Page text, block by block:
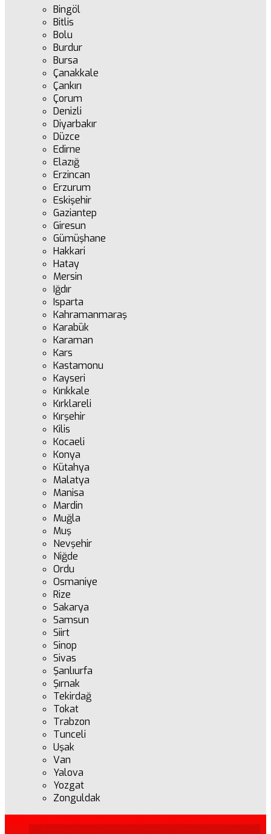
Bingöl
Bitlis
Bolu
Burdur
Bursa
Çanakkale
Çankırı
Çorum
Denizli
Diyarbakır
Düzce
Edirne
Elazığ
Erzincan
Erzurum
Eskişehir
Gaziantep
Giresun
Gümüşhane
Hakkari
Hatay
Mersin
Iğdır
Isparta
Kahramanmaraş
Karabük
Karaman
Kars
Kastamonu
Kayseri
Kırıkkale
Kırklareli
Kırşehir
Kilis
Kocaeli
Konya
Kütahya
Malatya
Manisa
Mardin
Muğla
Muş
Nevşehir
Niğde
Ordu
Osmaniye
Rize
Sakarya
Samsun
Siirt
Sinop
Sivas
Şanlıurfa
Şırnak
Tekirdağ
Tokat
Trabzon
Tunceli
Uşak
Van
Yalova
Yozgat
Zonguldak